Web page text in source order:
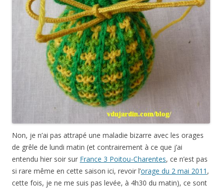
Non, je n’ai pas attrapé une maladie bizarre avec les orages
de grêle de lundi matin (et contrairement à ce que j’ai
entendu hier soir sur France 3 Poitou-Charentes, ce n’est pas
si rare même en cette saison ici, revoir l’orage du 2 mai 2011 ,
cette fois, je ne me suis pas levée, à 4h30 du matin), ce sont